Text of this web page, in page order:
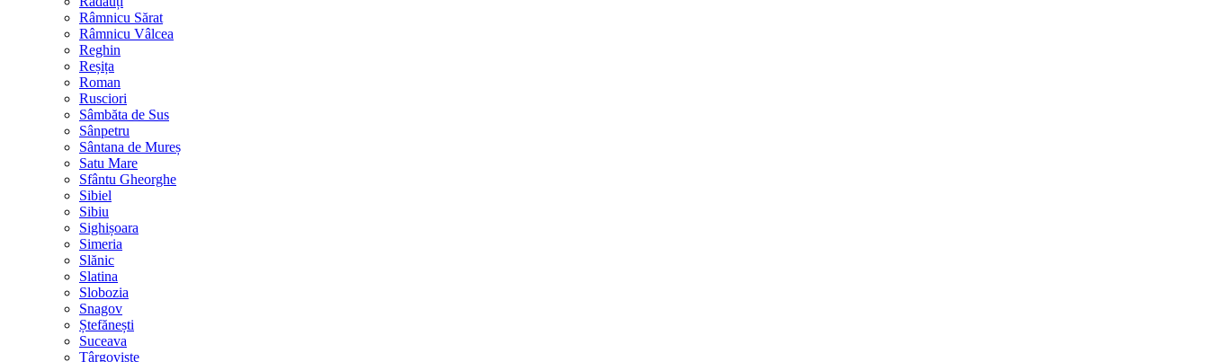
Râmnicu Sărat
Râmnicu Vâlcea
Reghin
Reșița
Roman
Rusciori
Sâmbăta de Sus
Sânpetru
Sântana de Mureș
Satu Mare
Sfântu Gheorghe
Sibiel
Sibiu
Sighișoara
Simeria
Slănic
Slatina
Slobozia
Snagov
Ștefănești
Suceava
Târgoviște